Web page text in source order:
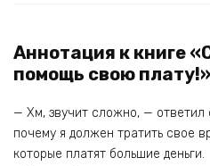
Аннотация к книге
помощь свою плату!»
— Хм, звучит сложно, — ответил
почему я должен тратить свое
которые платят большие деньги.